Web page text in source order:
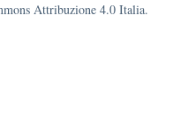
Attribuzione 4.0 Italia.